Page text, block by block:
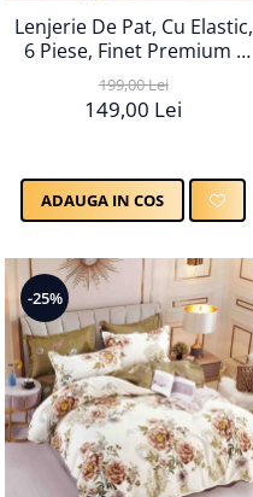
Lenjerie De Pat, Cu Elastic,
6 Piese, Finet Premium -
LPBF6PE18
199,00 Lei
149,00 Lei
ADAUGA IN COS
-25%